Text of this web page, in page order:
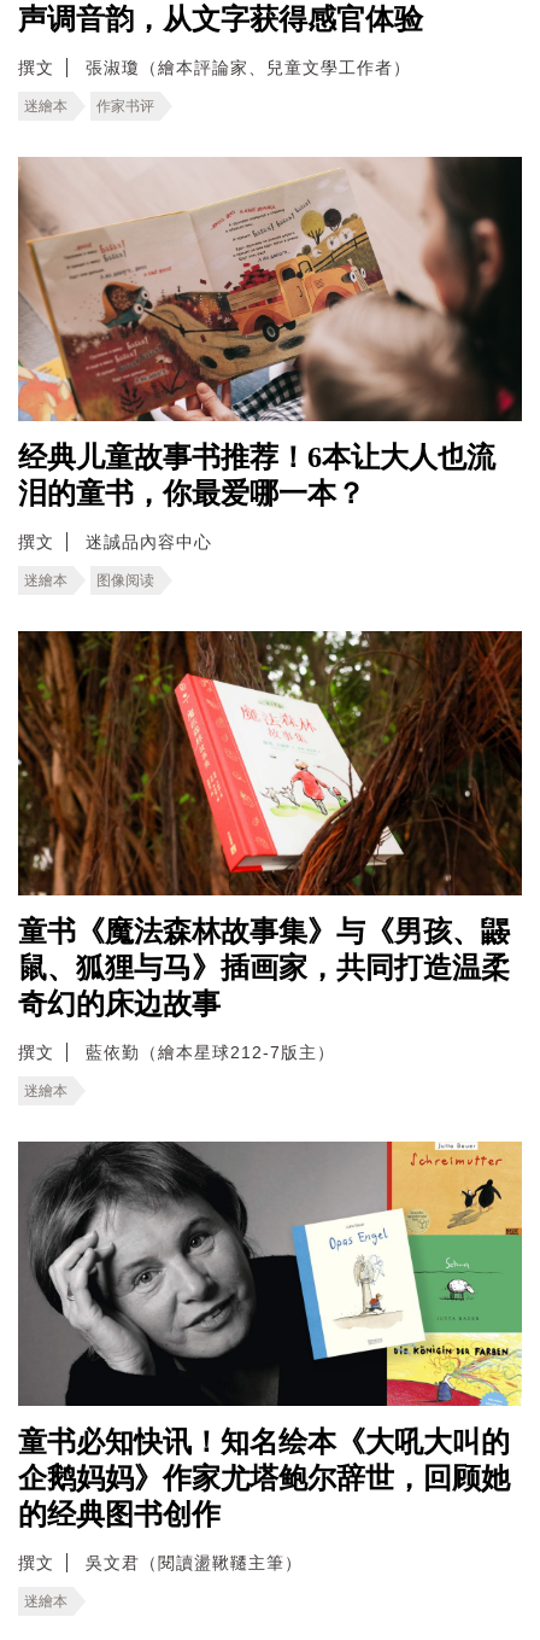
声调音韵，从文字获得感官体验
撰文 張淑瓊（繪本評論家、兒童文學工作者）
迷繪本 作家书评
经典儿童故事书推荐！6本让大人也流
泪的童书，你最爱哪一本？
撰文 迷誠品內容中心
迷繪本 图像阅读
童书《魔法森林故事集》与《男孩、鼹
鼠、狐狸与马》插画家，共同打造温柔
奇幻的床边故事
撰文 藍依勤（繪本星球212-7版主）
迷繪本
童书必知快讯！知名绘本《大吼大叫的
企鹅妈妈》作家尤塔鲍尔辞世，回顾她
的经典图书创作
撰文 吳文君（閱讀盪鞦韆主筆）
迷繪本